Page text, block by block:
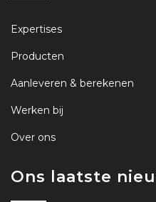
Expertises
Producten
Aanleveren & berekenen
Werken bij
Over ons
Ons laatste